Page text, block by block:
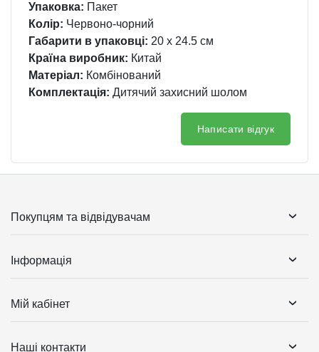
Упаковка: Пакет
Колір: Червоно-чорний
Габарити в упаковці: 20 x 24.5 см
Країна виробник: Китай
Матеріал: Комбінований
Комплектація: Дитячий захисний шолом
Написати відгук
Покупцям та відвідувачам
Інформація
Мій кабінет
Наші контакти